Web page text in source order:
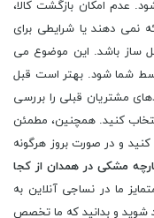
عدم امکان بازگشت کالا،
نمی دهند یا شرایطی برای
ساز باشد. این موضوع می
شما شود. بهتر است قبل
مشتریان قبلی را بررسی
کنید. همچنین، مطمئن
و در صورت بروز هرگونه
مشکی در همدان از کجا
ما در نساجی آنلاین به
شوید و بدانید که ما تخصص